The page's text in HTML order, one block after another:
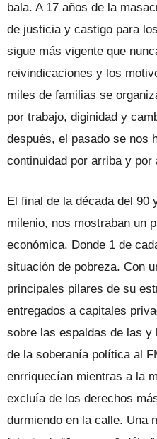
bala. A 17 años de la
de justicia y castigo para
sigue más vigente que
reivindicaciones y los
miles de familias se
por trabajo, diginidad y
después, el pasado se nos
continuidad por arriba y por
El final de la década del 90
milenio, nos mostraban un
económica. Donde 1 de
situación de pobreza. Con
principales pilares de su
entregados a capitales
sobre las espaldas de las
de la soberanía política al
enrriquecían mientras a la
excluía de los derechos
durmiendo en la calle. Una